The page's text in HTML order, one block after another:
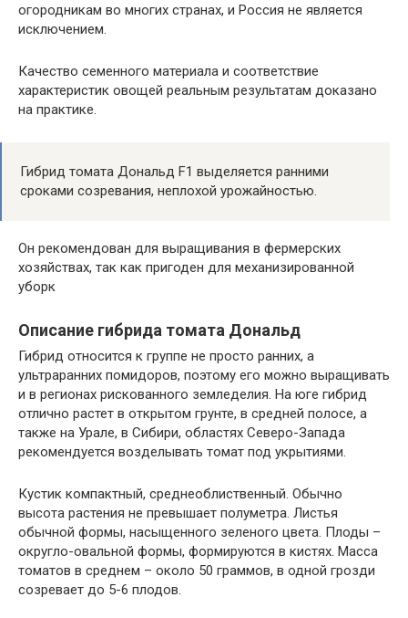
огородникам во многих странах, и Россия не является
исключением.
Качество семенного материала и соответствие
характеристик овощей реальным результатам доказано
на практике.
Гибрид томата Дональд F1 выделяется ранними
сроками созревания, неплохой урожайностью.
Он рекомендован для выращивания в фермерских
хозяйствах, так как пригоден для механизированной
уборк
Описание гибрида томата Дональд
Гибрид относится к группе не просто ранних, а
ультраранних помидоров, поэтому его можно выращивать
и в регионах рискованного земледелия. На юге гибрид
отлично растет в открытом грунте, в средней полосе, а
также на Урале, в Сибири, областях Северо-Запада
рекомендуется возделывать томат под укрытиями.
Кустик компактный, среднеоблиственный. Обычно
высота растения не превышает полуметра. Листья
обычной формы, насыщенного зеленого цвета. Плоды –
округло-овальной формы, формируются в кистях. Масса
томатов в среднем – около 50 граммов, в одной грозди
созревает до 5-6 плодов.